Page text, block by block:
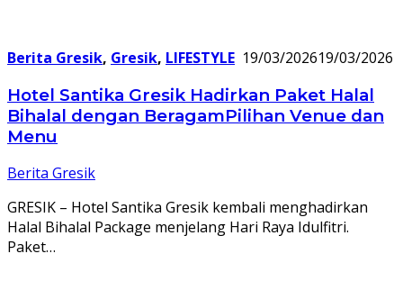
Berita Gresik, Gresik, LIFESTYLE 19/03/202619/03/2026
Hotel Santika Gresik Hadirkan Paket Halal
Bihalal dengan BeragamPilihan Venue dan
Menu
Berita Gresik
GRESIK – Hotel Santika Gresik kembali menghadirkan
Halal Bihalal Package menjelang Hari Raya Idulfitri.
Paket…